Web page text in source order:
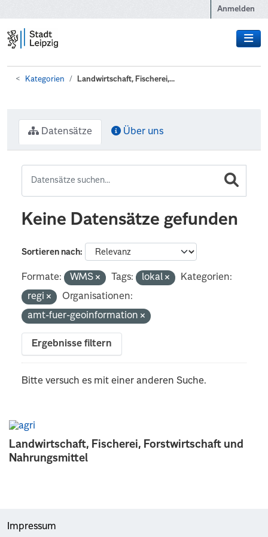
Anmelden
Kategorien Landwirtschaft, Fischerei,...
Landwirtschaft, Fischerei, Forstwirtschaft und
Nahrungsmittel
Datensätze Über uns
Keine Datensätze gefunden
Sortieren nach
Formate: WMS Tags: lokal
Kategorien:
regi
Organisationen:
amt-fuer-geoinformation
Ergebnisse filtern
Bitte versuch es mit einer anderen Suche.
Impressum